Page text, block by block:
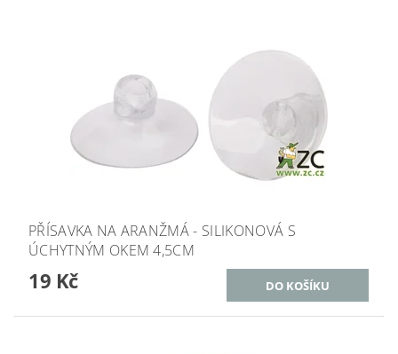
PŘÍSAVKA NA ARANŽMÁ - SILIKONOVÁ S
ÚCHYTNÝM OKEM 4,5CM
19 Kč